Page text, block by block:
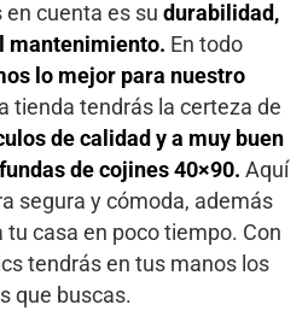
cuenta es su durabilidad,
mantenimiento. En todo
lo mejor para nuestro
tienda tendrás la certeza de
de calidad y a muy buen
fundas de cojines 40×90. Aquí
segura y cómoda, además
casa en poco tiempo. Con
tendrás en tus manos los
que buscas.